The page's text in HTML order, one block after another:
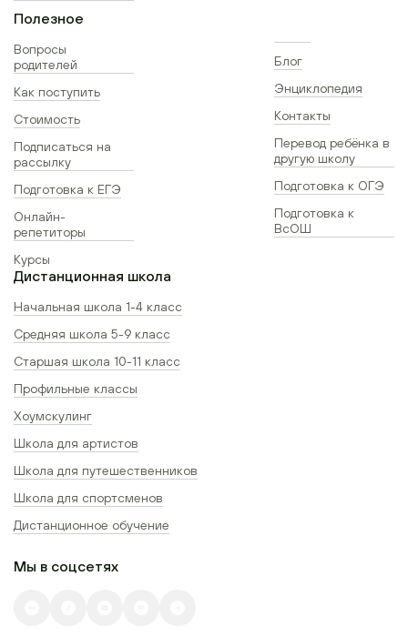
Полезное
Вопросы
родителей
Как поступить
Стоимость
Подписаться на
рассылку
Подготовка к ЕГЭ
Онлайн-
репетиторы
Курсы
Блог
Энциклопедия
Контакты
Перевод ребёнка в
другую школу
Подготовка к ОГЭ
Подготовка к
ВсОШ
Дистанционная школа
Начальная школа 1-4 класс
Средняя школа 5-9 класс
Старшая школа 10-11 класс
Профильные классы
Хоумскулинг
Школа для артистов
Школа для путешественников
Школа для спортсменов
Дистанционное обучение
Мы в соцсетях